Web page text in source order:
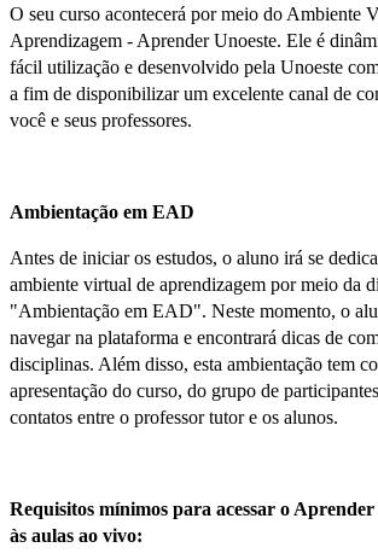
O seu curso acontecerá por meio do Ambiente
Aprendizagem - Aprender Unoeste. Ele é
fácil utilização e desenvolvido pela Unoeste
a fim de disponibilizar um excelente canal de
você e seus professores.
Ambientação em EAD
Antes de iniciar os estudos, o aluno irá se
ambiente virtual de aprendizagem por meio da
"Ambientação em EAD". Neste momento, o
navegar na plataforma e encontrará dicas de
disciplinas. Além disso, esta ambientação tem
apresentação do curso, do grupo de
contatos entre o professor tutor e os alunos.
Requisitos mínimos para acessar o Aprender
às aulas ao vivo: